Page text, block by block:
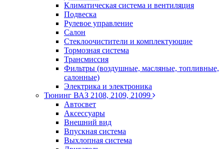
Климатическая система и вентиляция
Подвеска
Рулевое управление
Салон
Стеклоочистители и комплектующие
Тормозная система
Трансмиссия
Фильтры (воздушные, масляные, топливные,
салонные)
Электрика и электроника
Тюнинг ВАЗ 2108, 2109, 21099
Автосвет
Аксессуары
Внешний вид
Впускная система
Выхлопная система